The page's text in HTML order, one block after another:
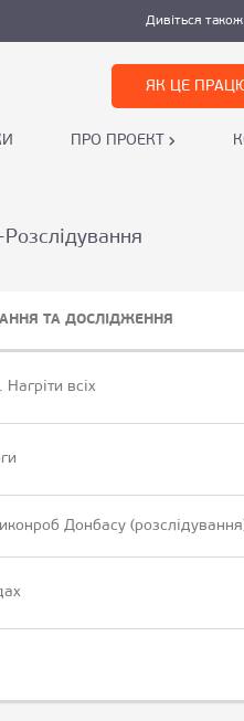
Дивіться також
ЯК ЦЕ
ПРО ПРОЕКТ
ТА ДОСЛІДЖЕННЯ
всіх
Донбасу